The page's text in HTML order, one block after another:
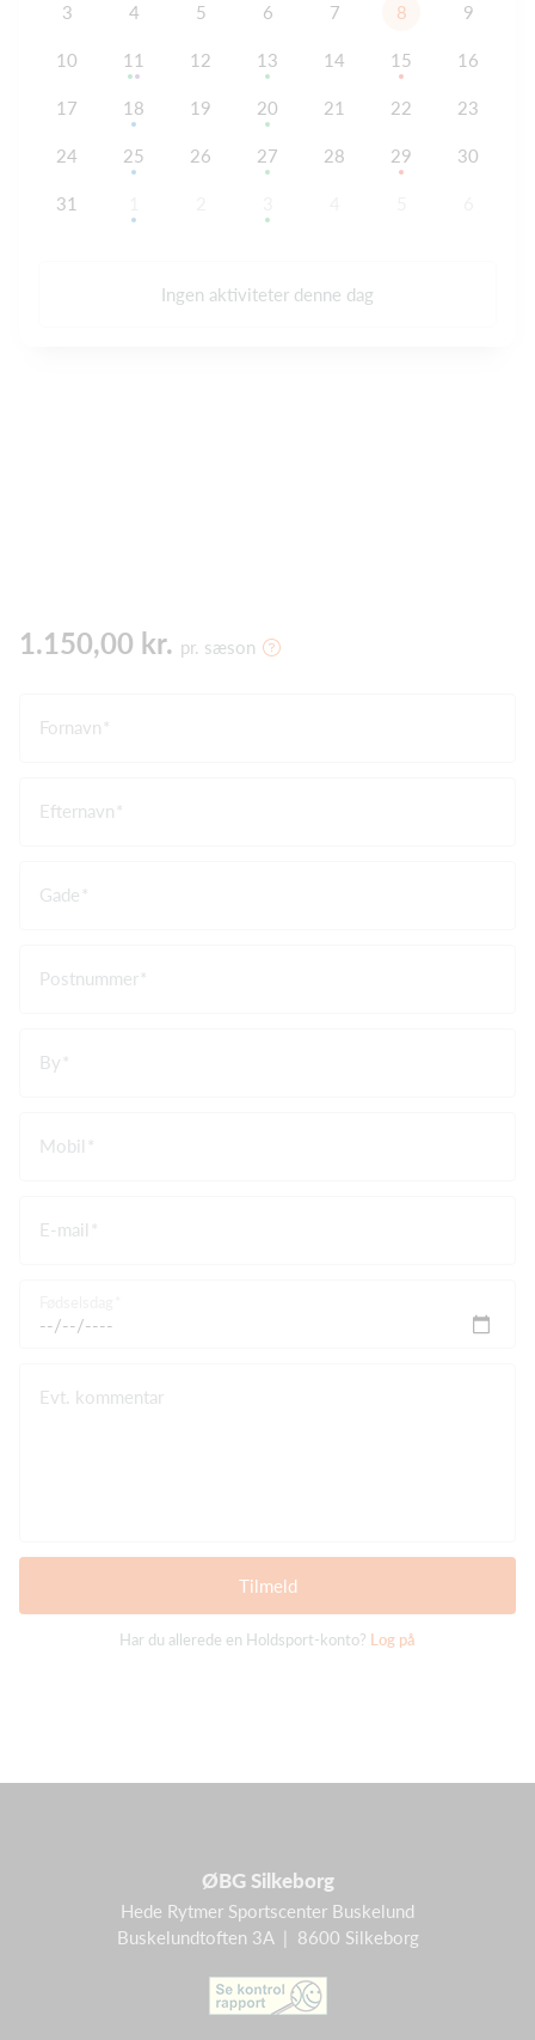
3 4 5 6 7 8 9
10 11 12 13 14 15 16
17 18 19 20 21 22 23
24 25 26 27 28 29 30
31
Ingen aktiviteter denne dag
1.150,00 kr. pr. sæson
Fornavn
Efternavn
Gade
Postnummer
By
Mobil
E-mail
Evt. kommentar
Tilmeld
Har du allerede en Holdsport-konto? Log på
ØBG Silkeborg
Hede Rytmer Sportscenter Buskelund
Buskelundtoften 3A | 8600 Silkeborg